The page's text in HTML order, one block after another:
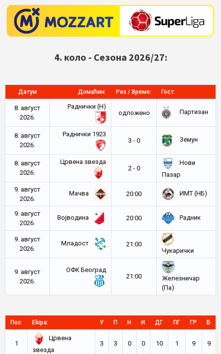
4. коло - Сезона 2026/27:
Датум Домаћин: Рез / Време: Гост:
8. август
2026.
Раднички (Н)
oдложено
Партизан
8. август
2026.
Раднички 1923
3 - 0
Земун
8. август
2026.
Црвена звезда
2 - 0
Нови
Пазар
9. август
2026.
Мачва 20:00 ИМТ (НБ)
9. август
2026.
Војводина 20:00 Радник
9. август
2026.
Младост
21:00
Чукарички
9. август
2026.
ОФК Београд
21:00
Железничар
(Па)
Поз: Ekipa: У П Н И ДГ ПГ ГР Б
1
Црвена
звезда
3 3 0 0 10 1 9 9